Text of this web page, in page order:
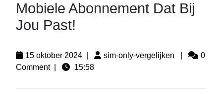
Mobiele Abonnement Dat Bij
Jou Past!
15 oktober 2024 sim-only-vergelijken
0
Comment
15:58